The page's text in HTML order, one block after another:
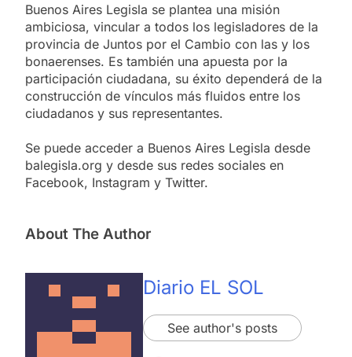
Buenos Aires Legisla se plantea una misión
ambiciosa, vincular a todos los legisladores de la
provincia de Juntos por el Cambio con las y los
bonaerenses. Es también una apuesta por la
participación ciudadana, su éxito dependerá de la
construcción de vínculos más fluidos entre los
ciudadanos y sus representantes.
Se puede acceder a Buenos Aires Legisla desde
balegisla.org y desde sus redes sociales en
Facebook, Instagram y Twitter.
About The Author
Diario EL SOL
See author's posts